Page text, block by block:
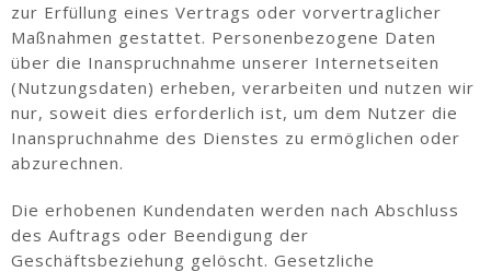
zur Erfüllung eines Vertrags oder vorvertraglicher
Maßnahmen gestattet. Personenbezogene Daten
über die Inanspruchnahme unserer Internetseiten
(Nutzungsdaten) erheben, verarbeiten und nutzen wir
nur, soweit dies erforderlich ist, um dem Nutzer die
Inanspruchnahme des Dienstes zu ermöglichen oder
abzurechnen.
Die erhobenen Kundendaten werden nach Abschluss
des Auftrags oder Beendigung der
Geschäftsbeziehung gelöscht. Gesetzliche